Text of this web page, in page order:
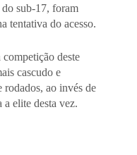
sub-17, foram
tentativa do acesso.
deste
cascudo e
rodados, ao invés de
elite desta vez.